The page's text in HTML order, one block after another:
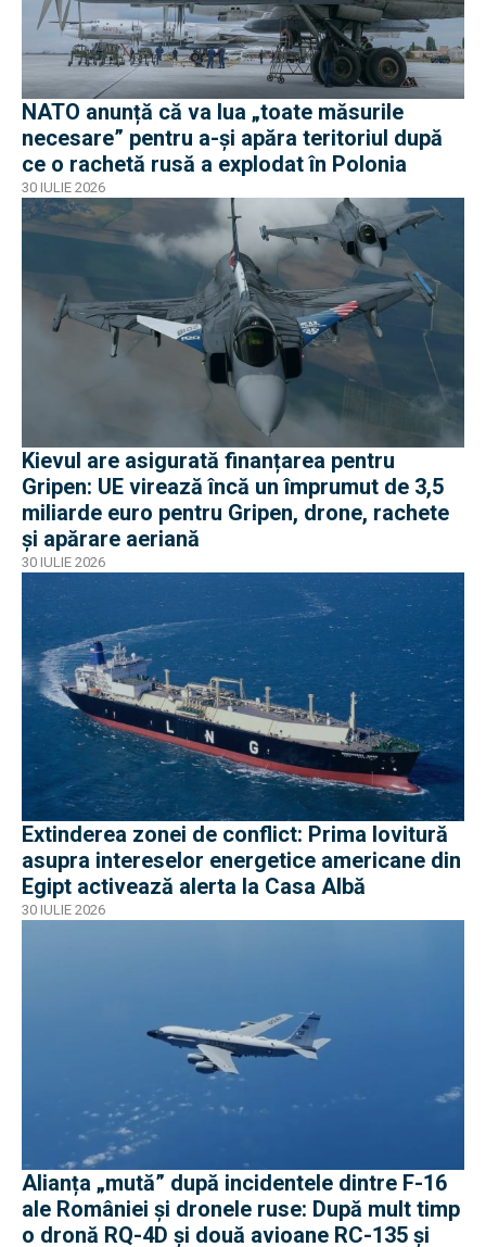
NATO anunță că va lua „toate măsurile
necesare” pentru a-și apăra teritoriul după
ce o rachetă rusă a explodat în Polonia
30 IULIE 2026
Kievul are asigurată finanțarea pentru
Gripen: UE virează încă un împrumut de 3,5
miliarde euro pentru Gripen, drone, rachete
și apărare aeriană
30 IULIE 2026
Extinderea zonei de conflict: Prima lovitură
asupra intereselor energetice americane din
Egipt activează alerta la Casa Albă
30 IULIE 2026
Alianța „mută” după incidentele dintre F-16
ale României și dronele ruse: După mult timp
o dronă RQ-4D și două avioane RC-135 și